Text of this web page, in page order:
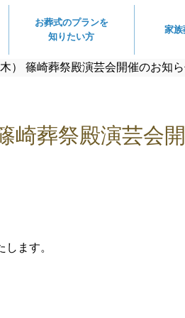
お葬式のプランを
知りたい方
家族
） 篠崎葬祭殿演芸会開催のお知
崎葬祭殿演芸会
ます。